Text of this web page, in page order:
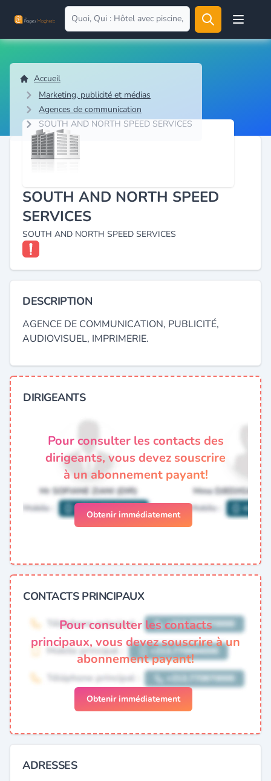
Open
Accueil
Marketing, publicité et médias
Agences de communication
SOUTH AND NORTH SPEED SERVICES
SOUTH AND NORTH SPEED
SERVICES
SOUTH AND NORTH SPEED SERVICES
DESCRIPTION
AGENCE DE COMMUNICATION, PUBLICITÉ,
AUDIOVISUEL, IMPRIMERIE.
DIRIGEANTS
Pour consulter les contacts des
dirigeants, vous devez souscrire
à un abonnement payant!
Obtenir immédiatement
CONTACTS PRINCIPAUX
Pour consulter les contacts
principaux, vous devez souscrire à un
abonnement payant!
Obtenir immédiatement
ADRESSES